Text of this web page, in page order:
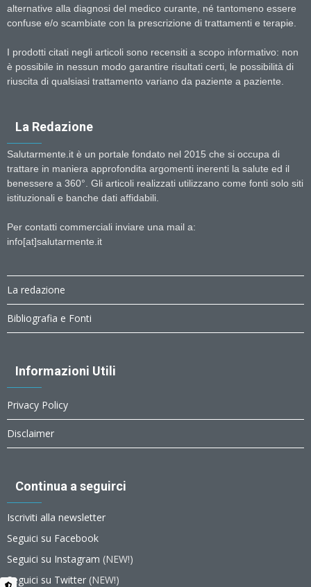
alternative alla diagnosi del medico curante, né tantomeno essere
confuse e/o scambiate con la prescrizione di trattamenti e terapie.
I prodotti citati negli articoli sono recensiti a scopo informativo: non
è possibile in nessun modo garantire risultati certi, le possibilità di
riuscita di qualsiasi trattamento variano da paziente a paziente.
La Redazione
Salutarmente.it è un portale fondato nel 2015 che si occupa di
trattare in maniera approfondita argomenti inerenti la salute ed il
benessere a 360°. Gli articoli realizzati utilizzano come fonti solo siti
istituzionali e banche dati affidabili.
Per contatti commerciali inviare una mail a:
info[at]salutarmente.it
La redazione
Bibliografia e Fonti
Informazioni Utili
Privacy Policy
Disclaimer
Continua a seguirci
Iscriviti alla newsletter
Seguici su Facebook
Seguici su Instagram (NEW!)
Seguici su Twitter (NEW!)